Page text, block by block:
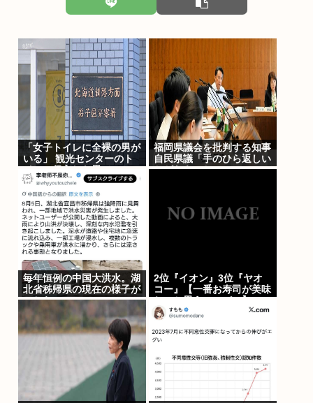
「女子トイレに全裸の男が
いる」 観光センターのト
イレに侵入した男（49）
を逮捕 北海道
福岡県議会を批判する知事
自民県議「手のひら返しい
かがなものか」
毎年恒例の中国大洪水。湖
北省秭帰県の現在の様子が
こちら
2位『イオン』3位『ヤオ
コー』【一番お寿司が美味
名が選ぶ1位に